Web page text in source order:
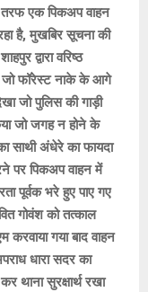
तरफ एक पिकअप वाहन
है, मुखबिर सूचना की
द्वारा वरिष्ठ
जो फॉरेस्ट नाके के आगे
जो पुलिस की गाड़ी
जो जगह न होने के
साथी अंधेरे का फायदा
पर पिकअप वाहन में
पूर्वक भरे हुए पाए गए
गोवंश को तत्काल
करवाया गया बाद वाहन
धारा सदर का
थाना सुरक्षार्थ रखा